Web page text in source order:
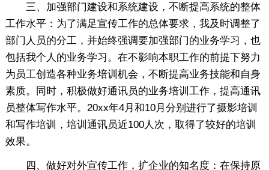
三、加强部门建设和系统建设，不断提高系统的整体
工作水平：为了满足宣传工作的总体要求，我及时调整了
部门人员的分工，并始终强调要加强部门的业务学习，也
包括我个人的业务学习。在不影响本职工作的前提下努力
为员工创造各种业务培训机会，不断提高业务技能和自身
素质。同时，积极做好通讯员的业务培训工作，提高通讯
员整体写作水平。20xx年4月和10月分别进行了摄影培训
和写作培训，培训通讯员近100人次，取得了较好的培训
效果。
四、做好对外宣传工作，扩企业的知名度：在保持原